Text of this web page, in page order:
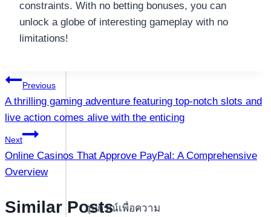
อุปกรณ์เพื่อความ
constraints. With no betting bonuses, you can
unlock a globe of interesting gameplay with no
limitations!
แนะแนว
เรื่อง
Previous
A thrilling gaming adventure featuring top-notch slots and
live action comes alive with the enticing
Next
Online Casinos That Approve PayPal: A Comprehensive
Overview
Similar Posts